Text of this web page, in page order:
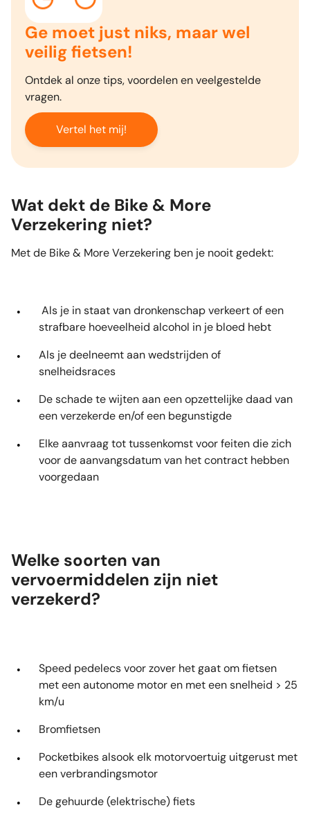
Ge moet just niks, maar wel
veilig fietsen!
Ontdek al onze tips, voordelen en veelgestelde
vragen.
Vertel het mij!
Wat dekt de Bike & More
Verzekering niet?
Met de Bike & More Verzekering ben je nooit gedekt:
Als je in staat van dronkenschap verkeert of een
strafbare hoeveelheid alcohol in je bloed hebt
Als je deelneemt aan wedstrijden of
snelheidsraces
De schade te wijten aan een opzettelijke daad van
een verzekerde en/of een begunstigde
Elke aanvraag tot tussenkomst voor feiten die zich
voor de aanvangsdatum van het contract hebben
voorgedaan
Welke soorten van
vervoermiddelen zijn niet
verzekerd?
Speed pedelecs voor zover het gaat om fietsen
met een autonome motor en met een snelheid > 25
km/u
Bromfietsen
Pocketbikes alsook elk motorvoertuig uitgerust met
een verbrandingsmotor
De gehuurde (elektrische) fiets